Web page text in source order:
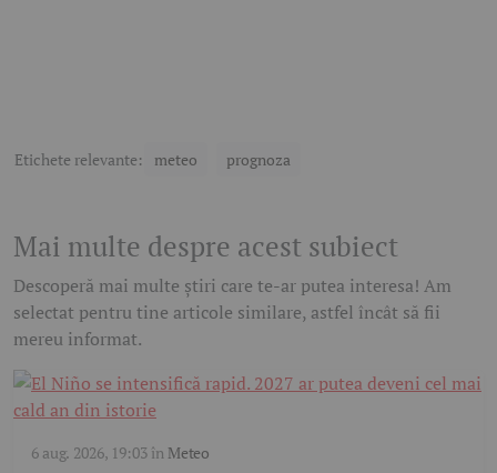
Etichete relevante: meteo prognoza
Mai multe despre acest subiect
Descoperă mai multe știri care te-ar putea interesa! Am
selectat pentru tine articole similare, astfel încât să fii
mereu informat.
6 aug. 2026, 19:03în Meteo